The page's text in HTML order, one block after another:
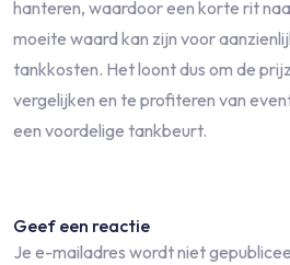
hanteren, waardoor een korte rit
moeite waard kan zijn voor
tankkosten. Het loont dus om de
vergelijken en te profiteren van
een voordelige tankbeurt.
Geef een reactie
Je e-mailadres wordt niet